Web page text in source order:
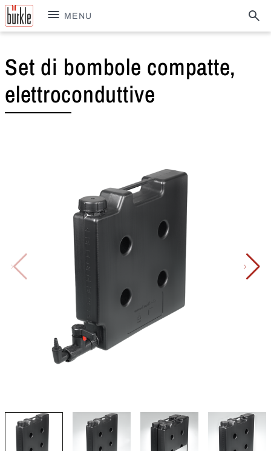
MENU
Set di bombole compatte,
elettroconduttive